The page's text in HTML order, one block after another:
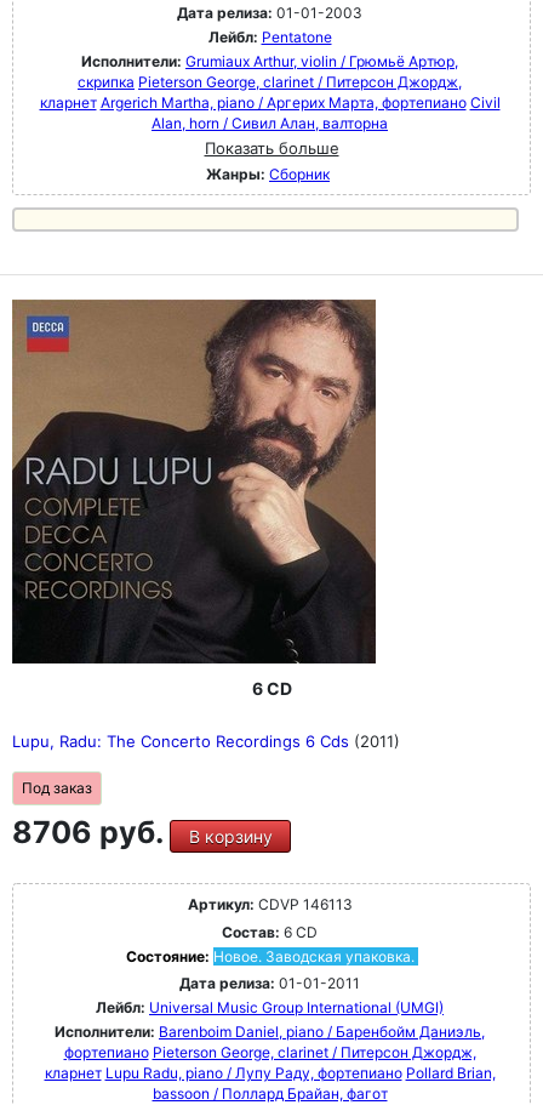
Дата релиза: 01-01-2003
Лейбл: Pentatone
Исполнители: Grumiaux Arthur, violin / Грюмьё Артюр,
скрипка Pieterson George, clarinet / Питерсон Джордж,
кларнет Argerich Martha, piano / Аргерих Марта, фортепиано Civil
Alan, horn / Сивил Алан, валторна
Показать больше
Жанры: Сборник
6 CD
Lupu, Radu: The Concerto Recordings 6 Cds (2011)
Под заказ
8706 руб. В корзину
Артикул: CDVP 146113
Состав: 6 CD
Состояние: Новое. Заводская упаковка.
Дата релиза: 01-01-2011
Лейбл: Universal Music Group International (UMGI)
Исполнители: Barenboim Daniel, piano / Баренбойм Даниэль,
фортепиано Pieterson George, clarinet / Питерсон Джордж,
кларнет Lupu Radu, piano / Лупу Раду, фортепиано Pollard Brian,
bassoon / Поллард Брайан, фагот